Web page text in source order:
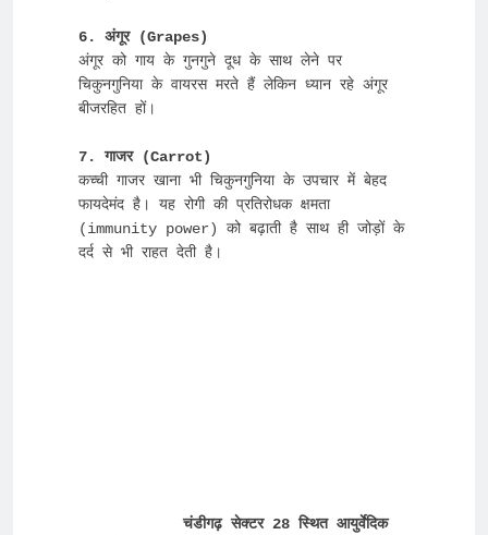
6. अंगूर (Grapes)
अंगूर को गाय के गुनगुने दूध के साथ लेने पर
चिकुनगुनिया के वायरस मरते हैं लेकिन ध्यान रहे अंगूर
बीजरहित हों।
कच्ची गाजर खाना भी चिकुनगुनिया के उपचार में बेहद
फायदेमंद है। यह रोगी की प्रतिरोधक क्षमता
(immunity power) को बढ़ाती है साथ ही जोड़ों के
दर्द से भी राहत देती है।
चंडीगढ़ सेक्टर 28 स्थित आयुर्वेदिक